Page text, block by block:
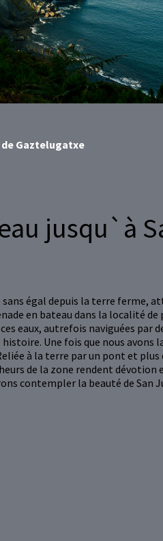
de Gaztelugatxe
jusqu`à
égal depuis la terre ferme,
en bateau dans la localité
eaux, autrefois naviguées par
Une fois que nous avons
à la terre par un pont et
de la zone rendent
contempler la beauté de San